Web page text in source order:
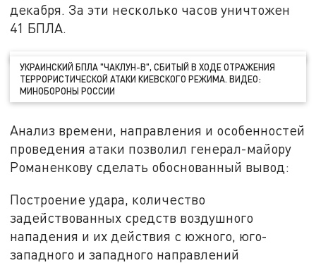
декабря. За эти несколько часов уничтожен
41 БПЛА.
УКРАИНСКИЙ БПЛА "ЧАКЛУН-В", СБИТЫЙ В ХОДЕ ОТРАЖЕНИЯ
ТЕРРОРИСТИЧЕСКОЙ АТАКИ КИЕВСКОГО РЕЖИМА. ВИДЕО:
МИНОБОРОНЫ РОССИИ
Анализ времени, направления и особенностей
проведения атаки позволил генерал-майору
Романенкову сделать обоснованный вывод:
Построение удара, количество
задействованных средств воздушного
нападения и их действия с южного, юго-
западного и западного направлений